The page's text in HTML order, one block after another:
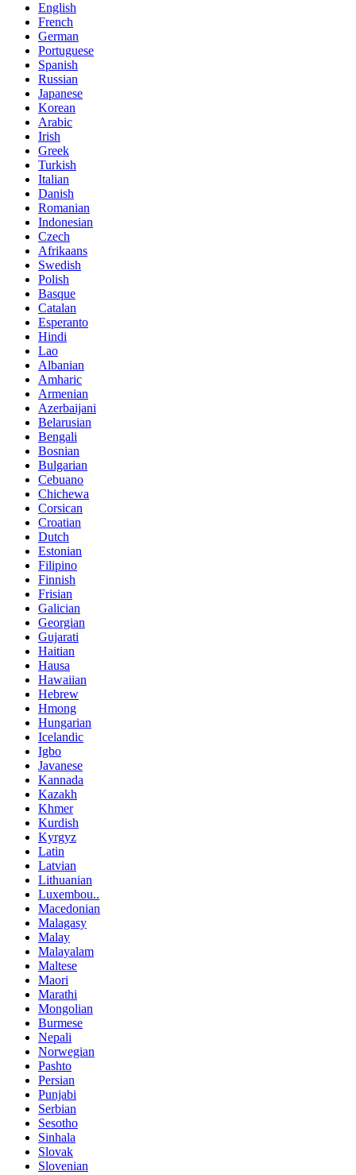
English
French
German
Portuguese
Spanish
Russian
Japanese
Korean
Arabic
Irish
Greek
Turkish
Italian
Danish
Romanian
Indonesian
Czech
Afrikaans
Swedish
Polish
Basque
Catalan
Esperanto
Hindi
Lao
Albanian
Amharic
Armenian
Azerbaijani
Belarusian
Bengali
Bosnian
Bulgarian
Cebuano
Chichewa
Corsican
Croatian
Dutch
Estonian
Filipino
Finnish
Frisian
Galician
Georgian
Gujarati
Haitian
Hausa
Hawaiian
Hebrew
Hmong
Hungarian
Icelandic
Igbo
Javanese
Kannada
Kazakh
Khmer
Kurdish
Kyrgyz
Latin
Latvian
Lithuanian
Luxembou..
Macedonian
Malagasy
Malay
Malayalam
Maltese
Maori
Marathi
Mongolian
Burmese
Nepali
Norwegian
Pashto
Persian
Punjabi
Serbian
Sesotho
Sinhala
Slovak
Slovenian